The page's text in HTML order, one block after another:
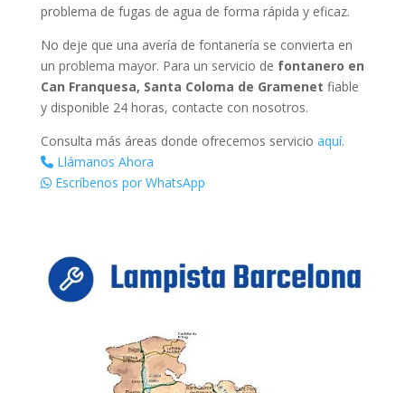
problema de fugas de agua de forma rápida y eficaz.
No deje que una avería de fontanería se convierta en
un problema mayor. Para un servicio de fontanero en
Can Franquesa, Santa Coloma de Gramenet fiable
y disponible 24 horas, contacte con nosotros.
Consulta más áreas donde ofrecemos servicio aquí.
Llámanos Ahora
Escríbenos por WhatsApp